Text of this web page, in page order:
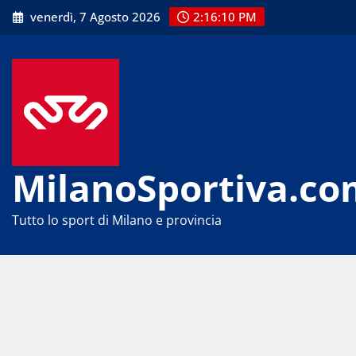
Skip
to
venerdì, 7 Agosto 2026 2:16:11 PM
Tutto lo sport di Milano e provincia